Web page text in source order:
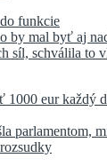
funkcie
by mal byť aj
síl, schválila to
1000 eur každý
parlamentom,